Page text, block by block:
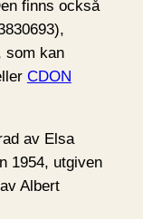
finns också
som kan
CDON
av Elsa
1954, utgiven
Albert